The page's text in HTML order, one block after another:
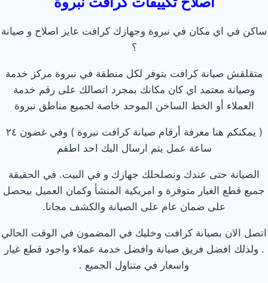
ساكن في اي مكان في نبروة وجهازك كرافت عايز اصلاح و صيانة
؟
متقلقش صيانة كرافت بتوفر لكل منطقة في نبروة مركز خدمة
وصيانة معتمد اي كان مكانك بمجرد اتصالك على رقم خدمة
العملاء أو الخط الساخن الموحد خاصة لجميع مناطق نبروة
( يمكنكم هنا معرفة أرقام صيانة كرافت نبروة ) وفي غضون ٢٤
ساعة عمل يتم ارسال اليك احد اطقم
الصيانة حتى عندك ونصلحلك جهازك و في البيت. في الحقيقة
جميع قطع الغيار متوفرة و امريكية المنشأ وكمان العميل بيحصل
على ضمان عام على الصيانة والكشف مجانا.
اتصل الان بصيانة كرافت وخليك في المضمون في الوقت الحالي
. ولذلك افضل فريق صيانة وافضل خدمة عملاء واجود قطع غيار
واسعار في متناول الجميع .